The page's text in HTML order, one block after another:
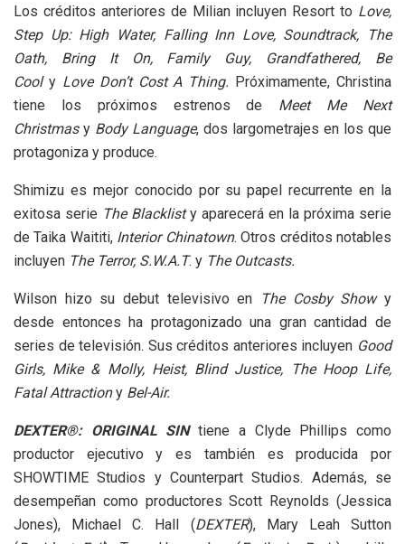
Los créditos anteriores de Milian incluyen Resort to Love,
Step Up: High Water, Falling Inn Love, Soundtrack, The
Oath, Bring It On, Family Guy, Grandfathered, Be
Cool y Love Don’t Cost A Thing. Próximamente, Christina
tiene los próximos estrenos de Meet Me Next
Christmasy Body Language, dos largometrajes en los que
protagoniza y produce.
Shimizu es mejor conocido por su papel recurrente en la
exitosa serie The Blacklisty aparecerá en la próxima serie
de Taika Waititi, Interior Chinatown. Otros créditos notables
incluyen The Terror, S.W.A.T. y The Outcasts.
Wilson hizo su debut televisivo en The Cosby Showy
desde entonces ha protagonizado una gran cantidad de
series de televisión. Sus créditos anteriores incluyen Good
Girls, Mike & Molly, Heist, Blind Justice, The Hoop Life,
Fatal Attractiony Bel-Air.
DEXTER®: ORIGINAL SINtiene a Clyde Phillips como
productor ejecutivo y es también es producida por
SHOWTIME Studios y Counterpart Studios. Además, se
desempeñan como productores Scott Reynolds (Jessica
Jones), Michael C. Hall (DEXTER), Mary Leah Sutton